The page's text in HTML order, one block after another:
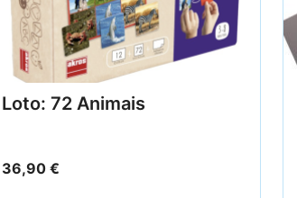
Loto: 72 Animais
36,90 €